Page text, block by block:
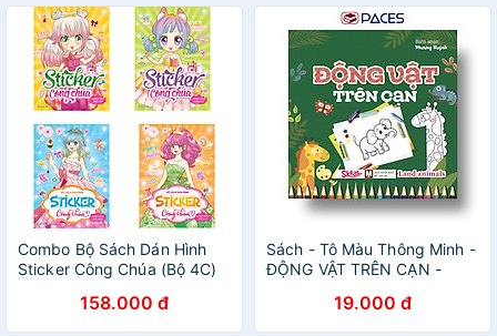
Combo Bộ Sách Dán Hình
Sticker Công Chúa (Bộ 4C)
158.000 đ
Sách - Tô Màu Thông Minh -
ĐỘNG VẬT TRÊN CẠN -
19.000 đ